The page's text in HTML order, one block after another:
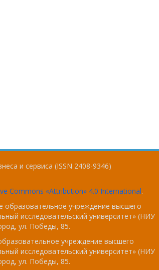
и сервиса (ISSN 2408-9346)
Commons «Attribution» 4.0 International.
образовательное учреждение высшего
исследовательский университет» (НИУ
ул. Победы, 85.
учреждение высшего
исследовательский университет» (НИУ
ул. Победы, 85.